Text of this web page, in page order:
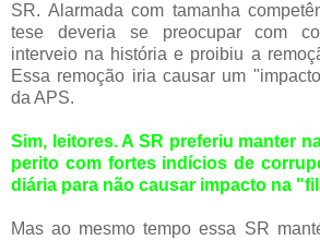
SR. Alarmada com tamanha
tese deveria se preocupar com
interveio na história e proibiu a
Essa remoção iria causar um
da APS.
Sim, leitores. A SR preferiu manter
perito com fortes indícios de
diária para não causar impacto na
Mas ao mesmo tempo essa SR